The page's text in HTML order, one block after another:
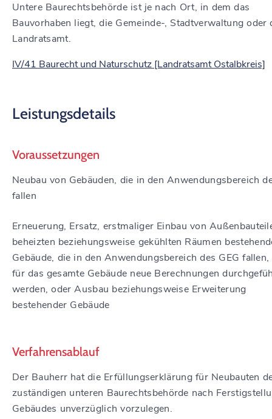
Untere Baurechtsbehörde ist je nach Ort, in dem das
Bauvorhaben liegt, die Gemeinde-, Stadtverwaltung oder
Landratsamt.
IV/41 Baurecht und Naturschutz [Landratsamt Ostalbkreis]
Leistungsdetails
Voraussetzungen
Neubau von Gebäuden, die in den Anwendungsbereich
fallen
Erneuerung, Ersatz, erstmaliger Einbau von
beheizten beziehungsweise gekühlten Räumen
Gebäude, die in den Anwendungsbereich des GEG
für das gesamte Gebäude neue Berechnungen
werden, oder Ausbau beziehungsweise Erweiterung
bestehender Gebäude
Verfahrensablauf
Der Bauherr hat die Erfüllungserklärung für Neubauten
zuständigen unteren Baurechtsbehörde nach
Gebäudes unverzüglich vorzulegen.